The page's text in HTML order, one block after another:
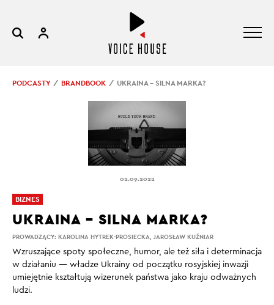
PODCASTY BRANDBOOK UKRAINA – SILNA MARKA?
02.09.2022
PROWADZĄCY: KAROLINA HYTREK-PROSIECKA, JAROSŁAW KUŹNIAR
UKRAINA – SILNA MARKA?
Wzruszające spoty społeczne, humor, ale też siła i determinacja
w działaniu — władze Ukrainy od początku rosyjskiej inwazji
umiejętnie kształtują wizerunek państwa jako kraju odważnych
ludzi.
BIZNES